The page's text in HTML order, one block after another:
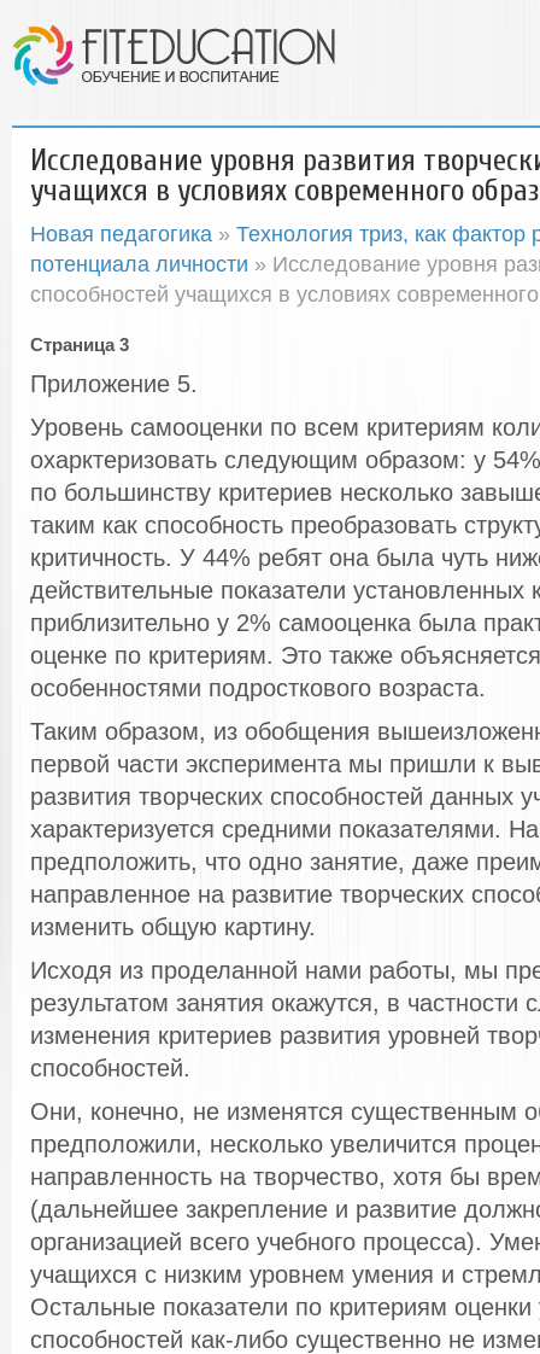
Исследование уровня развития
учащихся в условиях современного
Новая педагогика » Технология триз, как фактор
потенциала личности » Исследование уровня
способностей учащихся в условиях
Страница 3
Приложение 5.
Уровень самооценки по всем критериям
охарктеризовать следующим образом: у
по большинству критериев несколько
таким как способность преобразовать
критичность. У 44% ребят она была чуть
действительные показатели
приблизительно у 2% самооценка была
оценке по критериям. Это также
особенностями подросткового возраста.
Таким образом, из обобщения
первой части эксперимента мы пришли к
развития творческих способностей данных
характеризуется средними показателями.
предположить, что одно занятие, даже
направленное на развитие творческих
изменить общую картину.
Исходя из проделанной нами работы, мы
результатом занятия окажутся, в частности
изменения критериев развития уровней
способностей.
Они, конечно, не изменятся существенным
предположили, несколько увеличится
направленность на творчество, хотя бы
(дальнейшее закрепление и развитие
организацией всего учебного процесса).
учащихся с низким уровнем умения и
Остальные показатели по критериям оценки
способностей как-либо существенно не